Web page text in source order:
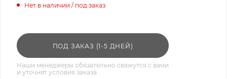
Нет в наличии / под заказ
ПОД ЗАКАЗ (1-5 ДНЕЙ)
Наши менеджеры обязательно свяжутся с вами
и уточнят условия заказа